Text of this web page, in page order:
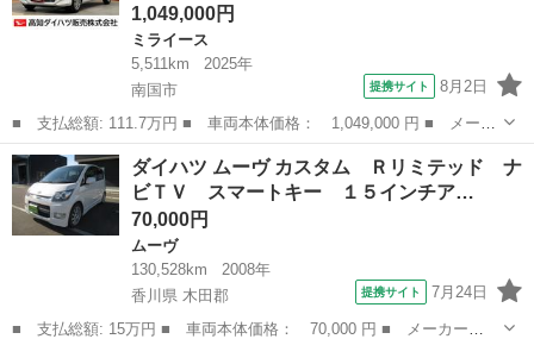
1,049,000円
ミライース
5,511km
2025年
南国市
提携サイト 8月2日
■ 支払総額: 111.7万円 ■ 車両本体価格： 1,049,000 円 ■ メーカ
ー名： ダイハツ ■ 車種名： ミライース ■ グレード名： Ｘ
ＳＡＩＩＩ クリアランスソナー ＬＥＤヘッドライト オートライ
ト オー...
高知 南国市 ミライース
ダイハツ ムーヴ カスタム Ｒリミテッド ナ
ビＴＶ スマートキー １５インチア…
70,000円
ムーヴ
130,528km
2008年
香川県 木田郡
提携サイト 7月24日
■ 支払総額: 15万円 ■ 車両本体価格： 70,000 円 ■ メーカー